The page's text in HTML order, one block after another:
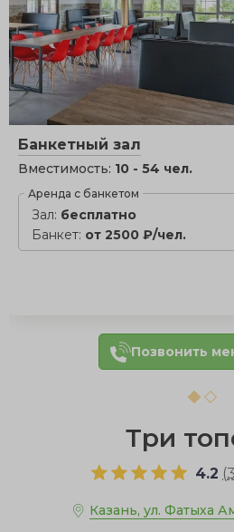
Банкетный зал
Вместимость: 10 - 54 чел.
Аренда с банкетом
Зал: бесплатно
Банкет: от 2500 ₽/чел.
Позвонить
Три
4.2 (
Казань, ул. Фатыха